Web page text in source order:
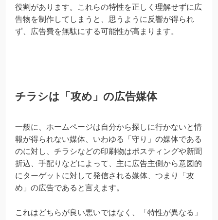
役割があります。これらの特性を正しく理解せずに広
告物を制作してしまうと、思うように反響が得られ
ず、広告費を無駄にする可能性が高まります。
チラシは「攻め」の広告媒体
一般に、ホームページは自分から探しに行かないと情
報が得られない媒体、いわゆる「守り」の媒体である
のに対し、チラシなどの印刷物はポスティングや新聞
折込、手配りなどによって、主に広告主側から意図的
にターゲットに対して発信される媒体、つまり「攻
め」の広告であると言えます。
これはどちらが良い悪いではなく、「特性が異なる」